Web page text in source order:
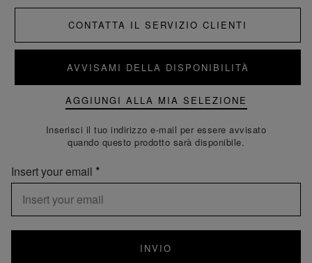
CONTATTA IL SERVIZIO CLIENTI
AVVISAMI DELLA DISPONIBILITÀ
AGGIUNGI ALLA MIA SELEZIONE
Inserisci il tuo indirizzo e-mail per essere avvisato
quando questo prodotto sarà disponibile.
Insert your email
INVIO